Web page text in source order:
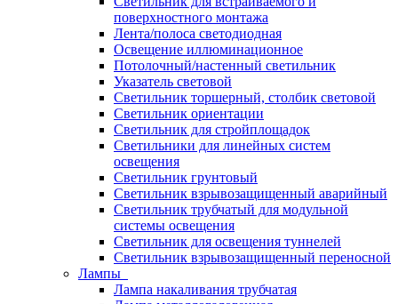
поверхностного монтажа
Лента/полоса светодиодная
Освещение иллюминационное
Потолочный/настенный светильник
Указатель световой
Светильник торшерный, столбик световой
Светильник ориентации
Светильник для стройплощадок
Светильники для линейных систем
освещения
Светильник грунтовый
Светильник взрывозащищенный аварийный
Светильник трубчатый для модульной
системы освещения
Светильник для освещения туннелей
Светильник взрывозащищенный переносной
Лампы
Лампа накаливания трубчатая